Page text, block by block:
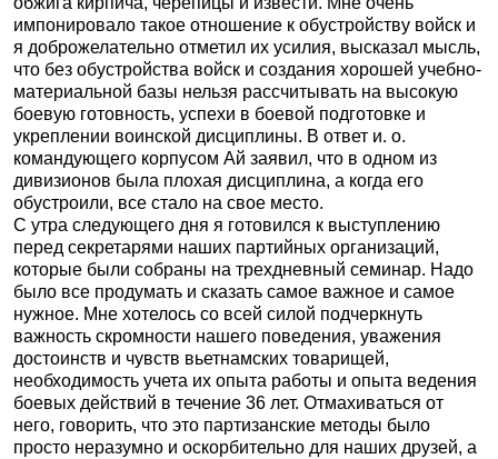
импонировало такое отношение к обустройству войск и
я доброжелательно отметил их усилия, высказал мысль,
что без обустройства войск и создания хорошей учебно-
материальной базы нельзя рассчитывать на высокую
боевую готовность, успехи в боевой подготовке и
укреплении воинской дисциплины. В ответ и. о.
командующего корпусом Ай заявил, что в одном из
дивизионов была плохая дисциплина, а когда его
обустроили, все стало на свое место.
С утра следующего дня я готовился к выступлению
перед секретарями наших партийных организаций,
которые были собраны на трехдневный семинар. Надо
было все продумать и сказать самое важное и самое
нужное. Мне хотелось со всей силой подчеркнуть
важность скромности нашего поведения, уважения
достоинств и чувств вьетнамских товарищей,
необходимость учета их опыта работы и опыта ведения
боевых действий в течение 36 лет. Отмахиваться от
него, говорить, что это партизанские методы было
просто неразумно и оскорбительно для наших друзей, а